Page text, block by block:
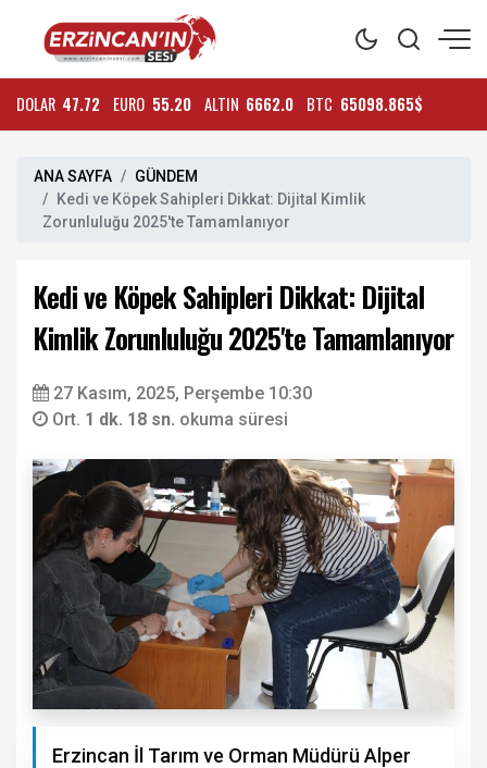
DOLAR 47.72 EURO 55.20 ALTIN 6662.0 BTC 65098.865$
ANA SAYFA
GÜNDEM
Kedi ve Köpek Sahipleri Dikkat: Dijital Kimlik
Zorunluluğu 2025'te Tamamlanıyor
Kedi ve Köpek Sahipleri Dikkat: Dijital
Kimlik Zorunluluğu 2025'te Tamamlanıyor
27 Kasım, 2025, Perşembe 10:30
Ort. 1 dk. 18 sn. okuma süresi
Erzincan İl Tarım ve Orman Müdürü Alper